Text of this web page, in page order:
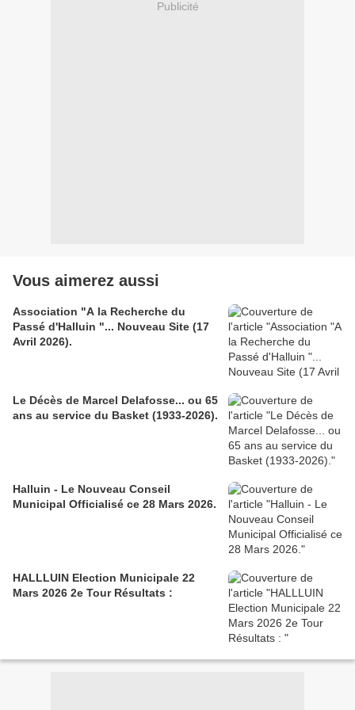
Publicité
Vous aimerez aussi
Association "A la Recherche du
Passé d'Halluin "... Nouveau Site (17
Avril 2026).
Le Décès de Marcel Delafosse... ou 65
ans au service du Basket (1933-2026).
Halluin - Le Nouveau Conseil
Municipal Officialisé ce 28 Mars 2026.
HALLLUIN Election Municipale 22
Mars 2026 2e Tour Résultats :